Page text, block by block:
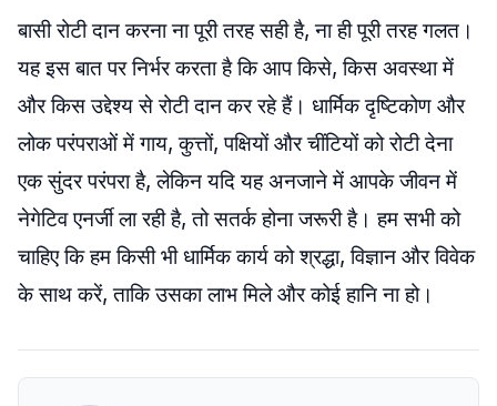
बासी रोटी दान करना ना पूरी तरह सही है, ना ही पूरी तरह गलत।
यह इस बात पर निर्भर करता है कि आप किसे, किस अवस्था में
और किस उद्देश्य से रोटी दान कर रहे हैं। धार्मिक दृष्टिकोण और
लोक परंपराओं में गाय, कुत्तों, पक्षियों और चींटियों को रोटी देना
एक सुंदर परंपरा है, लेकिन यदि यह अनजाने में आपके जीवन में
नेगेटिव एनर्जी ला रही है, तो सतर्क होना जरूरी है। हम सभी को
चाहिए कि हम किसी भी धार्मिक कार्य को श्रद्धा, विज्ञान और विवेक
के साथ करें, ताकि उसका लाभ मिले और कोई हानि ना हो।